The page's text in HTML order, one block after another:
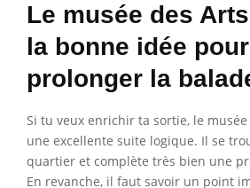
Le musée des
la bonne idée pour
prolonger la
Si tu veux enrichir ta sortie, le
une excellente suite logique. Il se
quartier et complète très bien une
En revanche, il faut savoir un point